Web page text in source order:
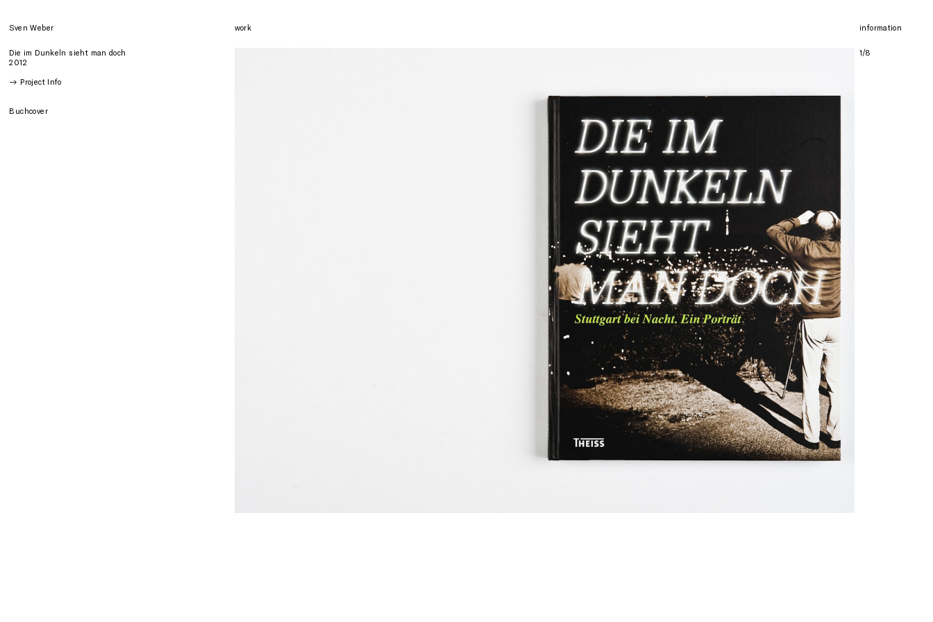
Sven Weber work information
Buchcover
1/8
Die im Dunkeln sieht man doch
2012
→ Project Info